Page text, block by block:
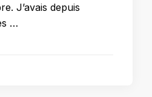
J’avais depuis
…